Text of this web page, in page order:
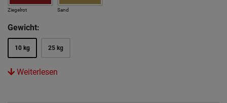
Ziegelrot Sand
Gewicht:
10 kg 25 kg
Weiterlesen